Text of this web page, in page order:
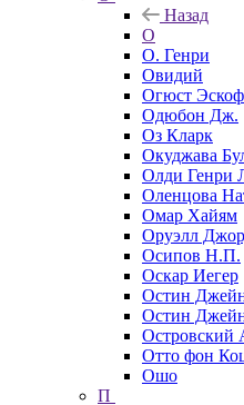
Назад
О
О. Генри
Овидий
Огюст
Одюбон Дж.
Оз Кларк
Окуджава
Олди Генри
Оленцова
Омар Хайям
Оруэлл
Осипов Н.П.
Оскар Иегер
Остин
Остин
Островский
Отто фон
Ошо
П